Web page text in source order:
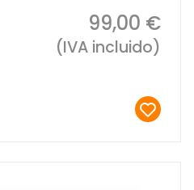
99,00 €
(IVA incluido)